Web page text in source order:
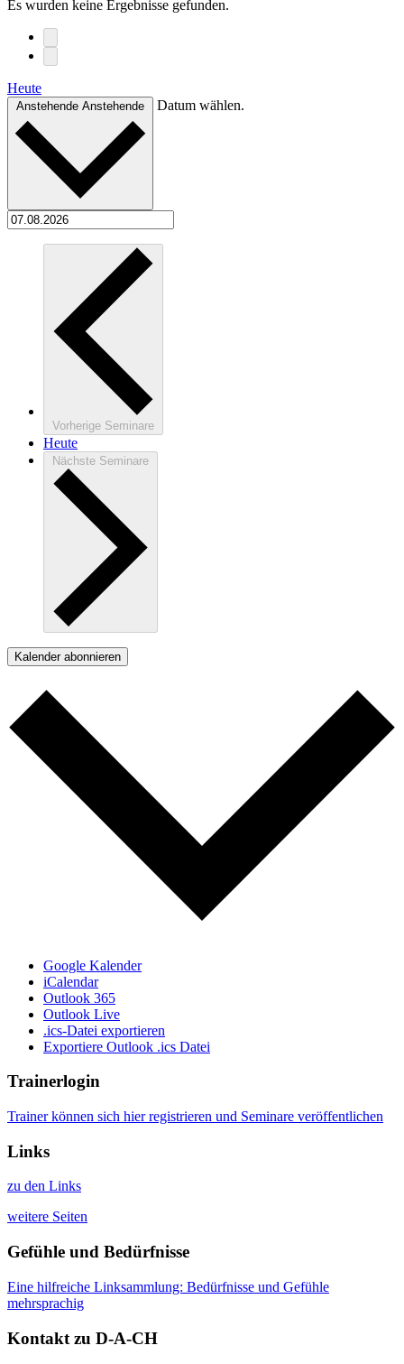
Es wurden keine Ergebnisse gefunden.
Heute
Anstehende Anstehende Datum wählen.
Vorherige Seminare
Heute
Nächste Seminare
Kalender abonnieren
Google Kalender
iCalendar
Outlook 365
Outlook Live
.ics-Datei exportieren
Exportiere Outlook .ics Datei
Trainerlogin
Trainer können sich hier registrieren und Seminare veröffentlichen
Links
zu den Links
weitere Seiten
Gefühle und Bedürfnisse
Eine hilfreiche Linksammlung: Bedürfnisse und Gefühle
mehrsprachig
Kontakt zu D-A-CH